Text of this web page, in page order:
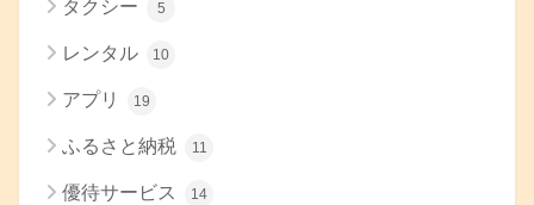
タクシー 5
レンタル 10
アプリ 19
ふるさと納税 11
優待サービス 14